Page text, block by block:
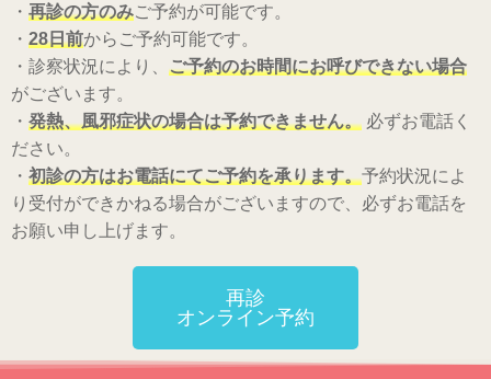
・ 再診の方のみご予約が可能です。
・ 28日前からご予約可能です。
・診察状況により、 ご予約のお時間にお呼びできない場合
がございます。
・ 発熱、風邪症状の場合は予約できません。 必ずお電話く
ださい。
・ 初診の方はお電話にてご予約を承ります。予約状況によ
り受付ができかねる場合がございますので、必ずお電話を
お願い申し上げます。
再診
オンライン予約